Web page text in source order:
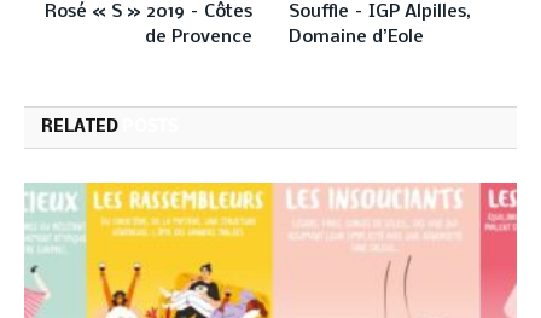
Rosé « S » 2019 – Côtes
de Provence
Souffle – IGP Alpilles,
Domaine d’Eole
RELATED